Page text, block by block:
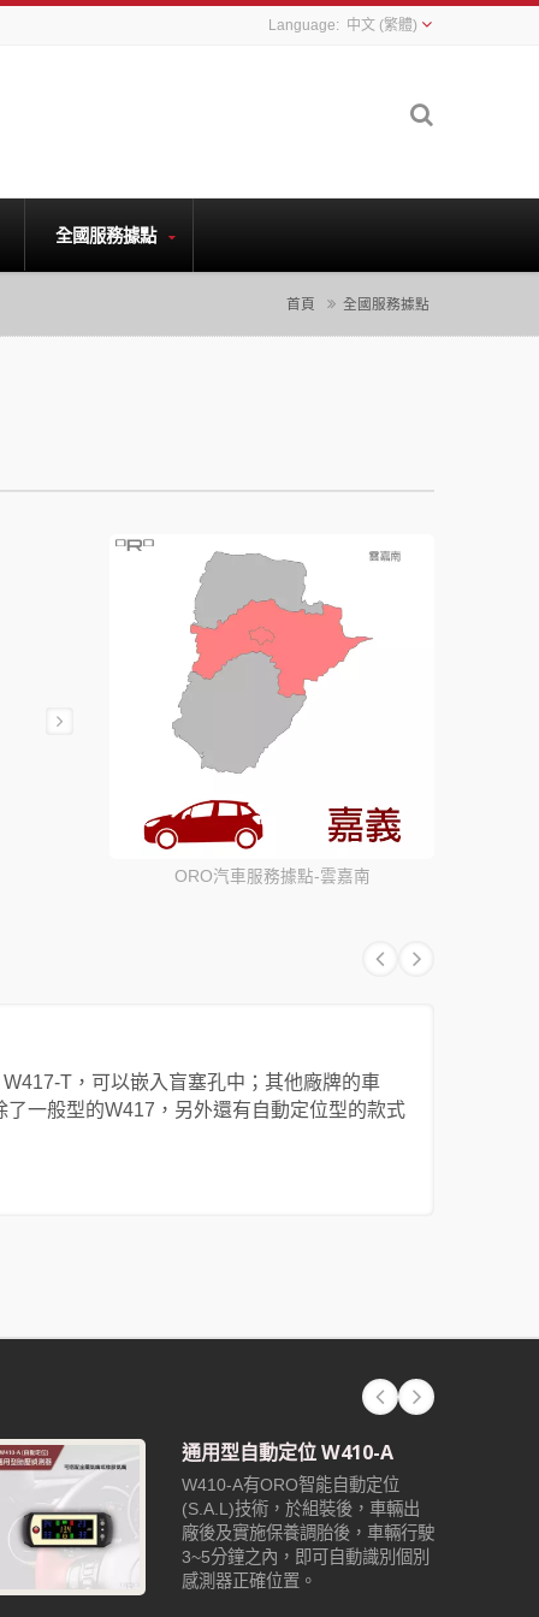
中文 (繁體)
全國服務據點
首頁 全國服務據點
ORO汽車服務據點-雲嘉南
T，可以嵌入盲塞孔中；其他廠牌的車
一般型的W417，另外還有自動定位型的款式
通用型自動定位 W410-A
W410-A有ORO智能自動定位
(S.A.L)技術，於組裝後，車輛出
廠後及實施保養調胎後，車輛行駛
3~5分鐘之內，即可自動識別個別
感測器正確位置。